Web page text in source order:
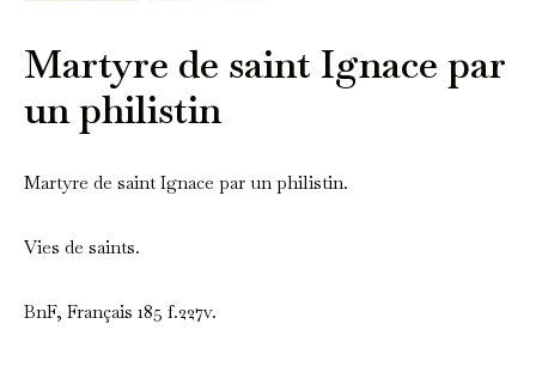
Martyre de saint Ignace par
un philistin
Martyre de saint Ignace par un philistin.
Vies de saints.
BnF, Français 185 f.227v.